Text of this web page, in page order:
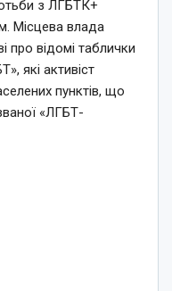
з ЛГБТК+
Місцева влада
про відомі таблички
які активіст
пунктів, що
«ЛГБТ-